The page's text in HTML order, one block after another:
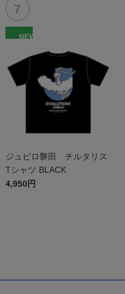
NEW
ジュビロ磐田 チルタリス
Tシャツ BLACK
4,950円